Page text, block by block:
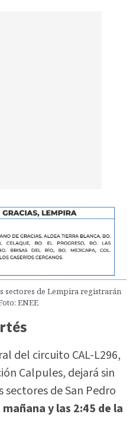
sectores de Lempira registrarán
ENEE
del circuito CAL-L296,
Calpules, dejará sin
de San Pedro
y las 2:45 de la